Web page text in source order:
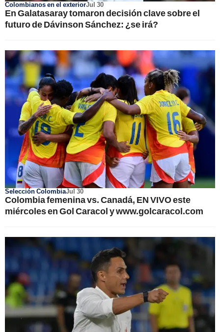
Colombianos en el exteriorJul 30
En Galatasaray tomaron decisión clave sobre el
futuro de Dávinson Sánchez: ¿se irá?
Selección ColombiaJul 30
Colombia femenina vs. Canadá, EN VIVO este
miércoles en Gol Caracol y www.golcaracol.com